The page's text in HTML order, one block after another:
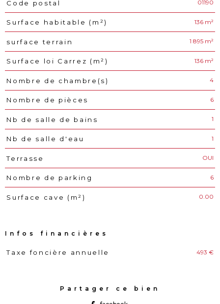
Caractéristiques Valeurs
Code postal 01190
Surface habitable (m²) 136 m²
surface terrain 1 895 m²
Surface loi Carrez (m²) 136 m²
Nombre de chambre(s) 4
Nombre de pièces 6
Nb de salle de bains 1
Nb de salle d'eau 1
Terrasse OUI
Nombre de parking 6
Surface cave (m²) 0.00
Infos financières
Caractéristiques Valeurs
Taxe foncière annuelle 493 €
Partager ce bien